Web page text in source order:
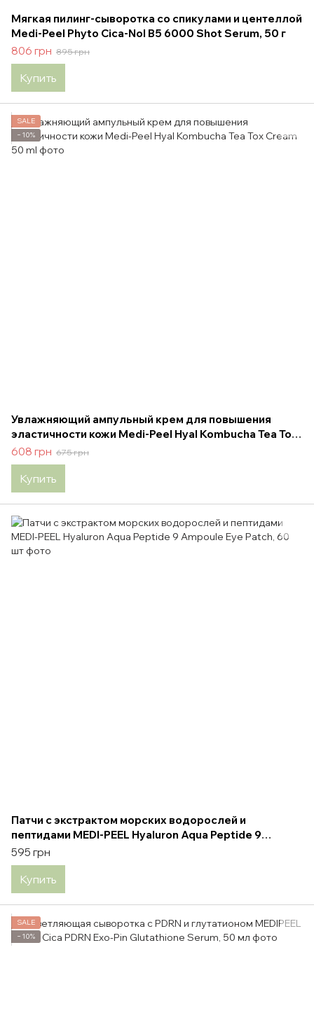
Мягкая пилинг-сыворотка со спикулами и центеллой
Medi-Peel Phyto Cica-Nol B5 6000 Shot Serum, 50 г
806 грн 895 грн
Купить
SALE
−10%
Увлажняющий ампульный крем для повышения
эластичности кожи Medi-Peel Hyal Kombucha Tea Tox
Cream 50 ml
608 грн 675 грн
Купить
Патчи с экстрактом морских водорослей и
пептидами MEDI-PEEL Hyaluron Aqua Peptide 9
Ampoule Eye Patch, 60 шт
595 грн
Купить
SALE
−10%